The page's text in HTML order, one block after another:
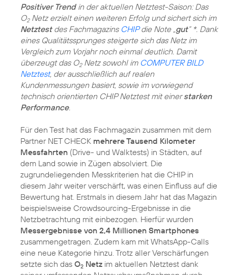
Positiver Trendin der aktuellen Netztest-Saison: Das
O2Netz erzielt einen weiteren Erfolg und sichert sich im
Netztestdes Fachmagazins CHIPdie Note „ gut“ *. Dank
eines Qualitätssprunges steigerte sich das Netz im
Vergleich zum Vorjahr noch einmal deutlich. Damit
überzeugt das O2Netz sowohl im COMPUTER BILD
Netztest, der ausschließlich auf realen
Kundenmessungen basiert, sowie im vorwiegend
technisch orientierten CHIP Netztest mit einerstarken
Performance.
Für den Test hat das Fachmagazin zusammen mit dem
Partner NET CHECK mehrere Tausend Kilometer
Messfahrten (Drive- und Walktests) in Städten, auf
dem Land sowie in Zügen absolviert. Die
zugrundeliegenden Messkriterien hat die CHIP in
diesem Jahr weiter verschärft, was einen Einfluss auf die
Bewertung hat. Erstmals in diesem Jahr hat das Magazin
beispielsweise Crowdsourcing-Ergebnisse in die
Netzbetrachtung mit einbezogen. Hierfür wurden
Messergebnisse von 2,4 Millionen Smartphones
zusammengetragen. Zudem kam mit WhatsApp-Calls
eine neue Kategorie hinzu. Trotz aller Verschärfungen
setzte sich das O2 Netz im aktuellen Netztest dank